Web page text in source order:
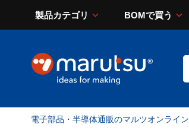
製品カテゴリ BOMで買う
電子部品・半導体通販のマルツオンライン